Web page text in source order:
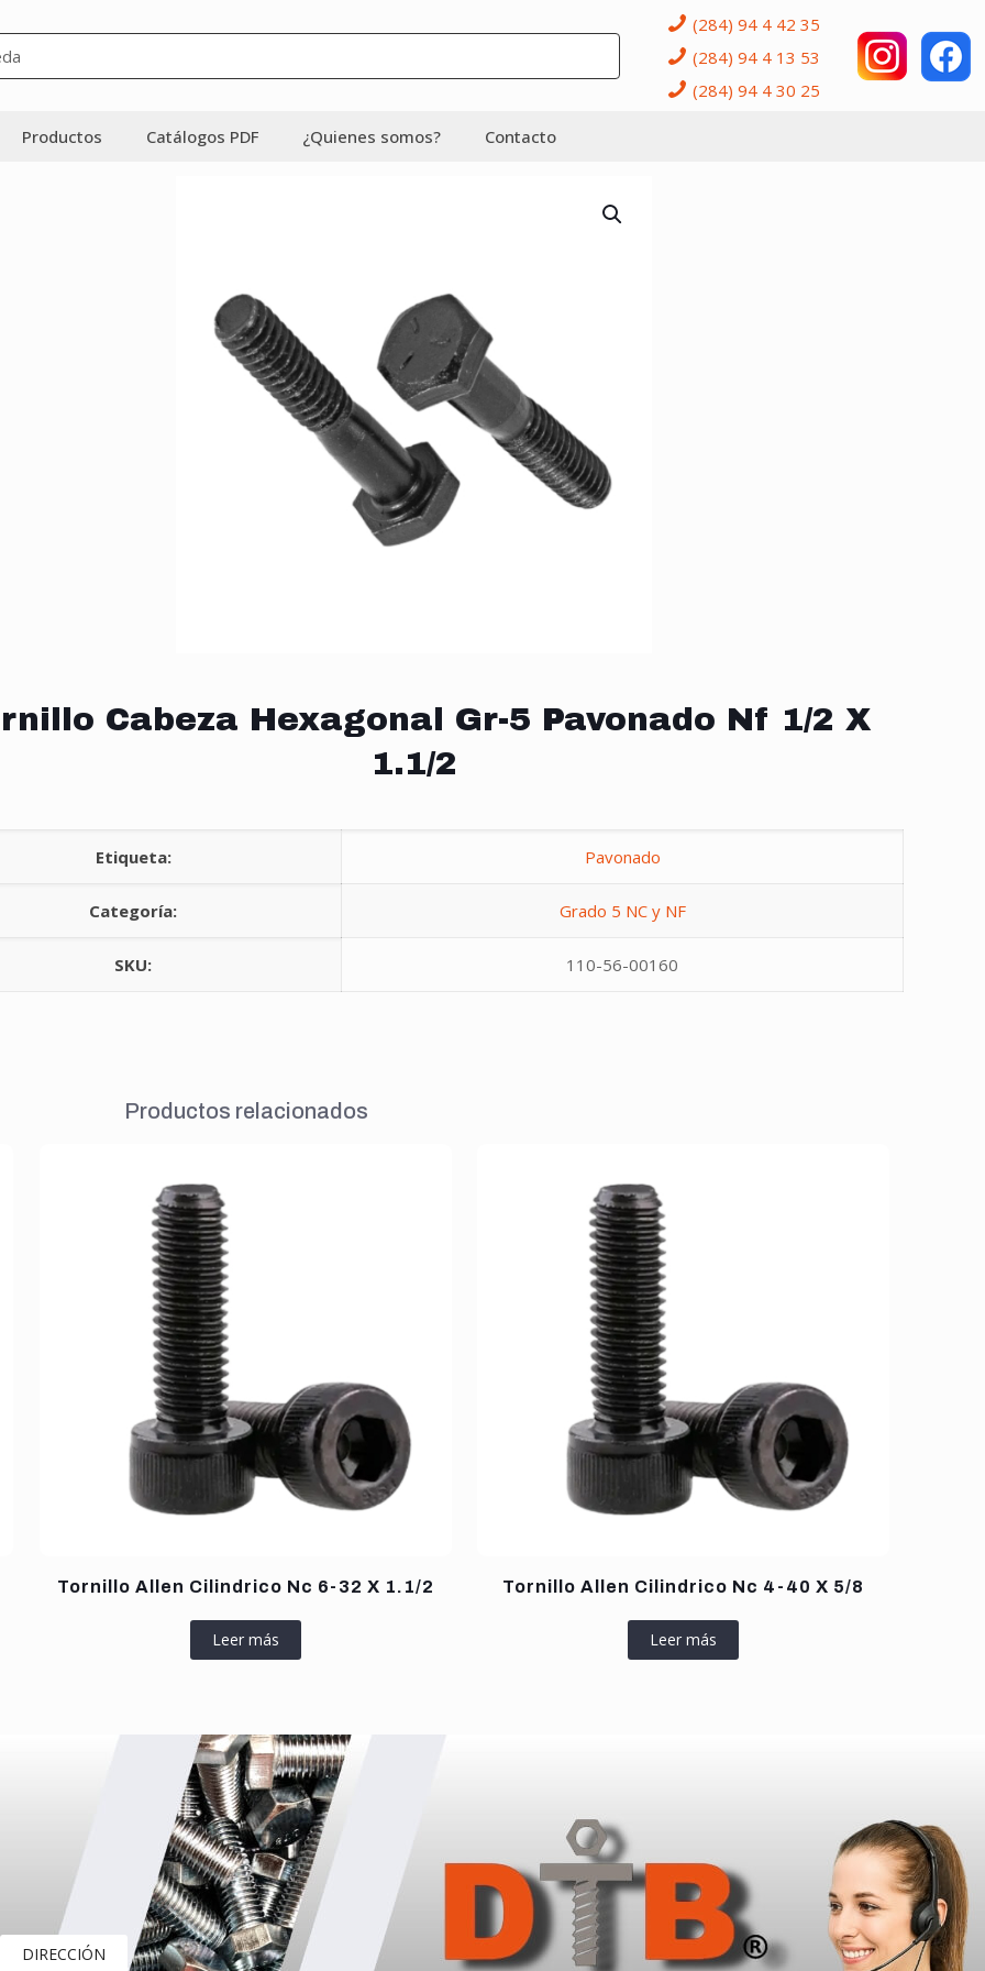
(284) 94 4 42 35
(284) 94 4 13 53
(284) 94 4 30 25
Productos Catálogos PDF ¿Quienes somos? Contacto
Cabeza Hexagonal Gr-5 Pavonado Nf 1/2 X
1.1/2
Etiqueta: Pavonado
Categoría: Grado 5 NC y NF
SKU: 110-56-00160
Productos relacionados
Tornillo Allen Cilindrico Nc 6-32 X 1.1/2
Leer más
Tornillo Allen Cilindrico Nc 4-40 X 5/8
Leer más
DIRECCIÓN